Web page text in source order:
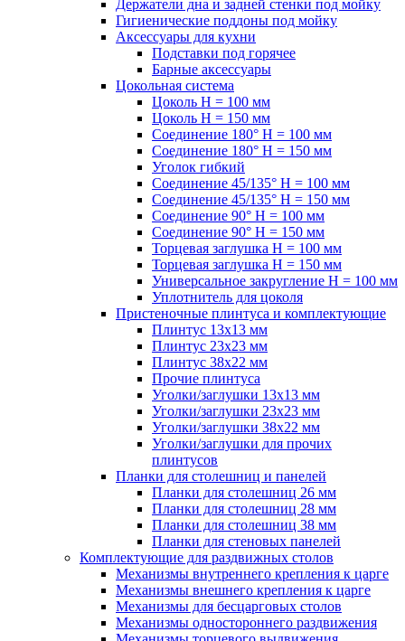
Держатели дна и задней стенки под мойку
Гигиенические поддоны под мойку
Аксессуары для кухни
Подставки под горячее
Барные аксессуары
Цокольная система
Цоколь H = 100 мм
Цоколь H = 150 мм
Соединение 180° H = 100 мм
Соединение 180° H = 150 мм
Уголок гибкий
Соединение 45/135° H = 100 мм
Соединение 45/135° H = 150 мм
Соединение 90° H = 100 мм
Соединение 90° H = 150 мм
Торцевая заглушка H = 100 мм
Торцевая заглушка H = 150 мм
Универсальное закругление H = 100 мм
Уплотнитель для цоколя
Пристеночные плинтуса и комплектующие
Плинтус 13х13 мм
Плинтус 23х23 мм
Плинтус 38х22 мм
Прочие плинтуса
Уголки/заглушки 13х13 мм
Уголки/заглушки 23х23 мм
Уголки/заглушки 38х22 мм
Уголки/заглушки для прочих
плинтусов
Планки для столешниц и панелей
Планки для столешниц 26 мм
Планки для столешниц 28 мм
Планки для столешниц 38 мм
Планки для стеновых панелей
Комплектующие для раздвижных столов
Механизмы внутреннего крепления к царге
Механизмы внешнего крепления к царге
Механизмы для бесцарговых столов
Механизмы одностороннего раздвижения